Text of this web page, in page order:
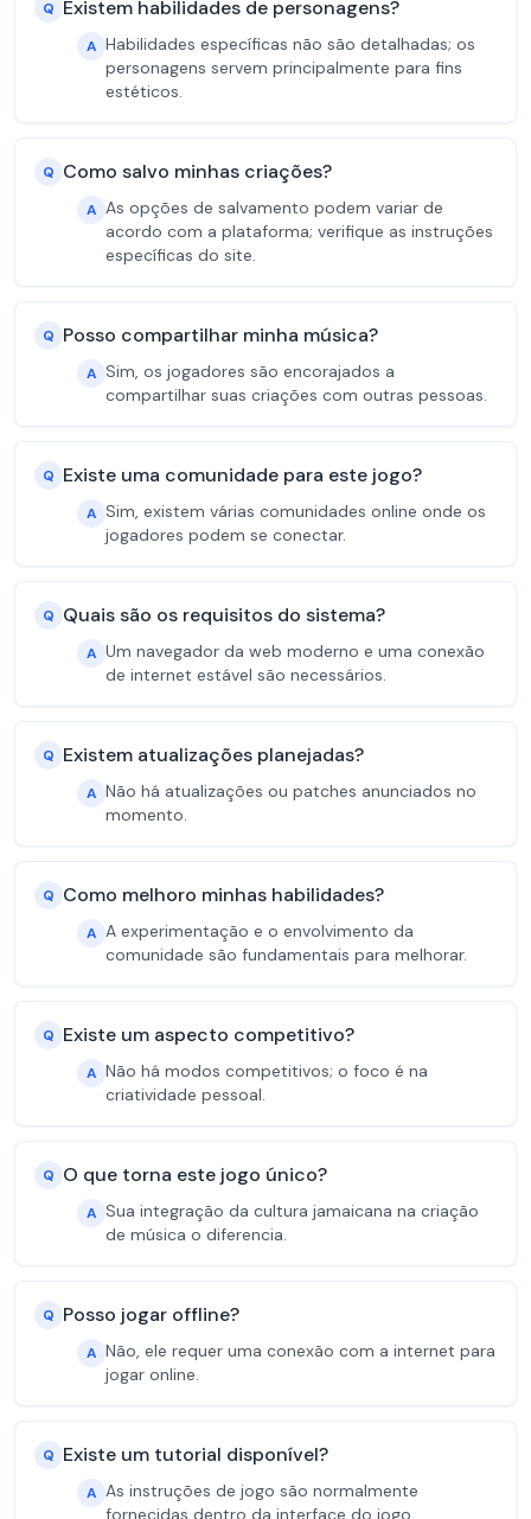
Q Existem habilidades de personagens?
A Habilidades específicas não são detalhadas; os
personagens servem principalmente para fins
estéticos.
Q Como salvo minhas criações?
A As opções de salvamento podem variar de
acordo com a plataforma; verifique as instruções
específicas do site.
Q Posso compartilhar minha música?
A Sim, os jogadores são encorajados a
compartilhar suas criações com outras pessoas.
Q Existe uma comunidade para este jogo?
A Sim, existem várias comunidades online onde os
jogadores podem se conectar.
Q Quais são os requisitos do sistema?
A Um navegador da web moderno e uma conexão
de internet estável são necessários.
Q Existem atualizações planejadas?
A Não há atualizações ou patches anunciados no
momento.
Q Como melhoro minhas habilidades?
A A experimentação e o envolvimento da
comunidade são fundamentais para melhorar.
Q Existe um aspecto competitivo?
A Não há modos competitivos; o foco é na
criatividade pessoal.
Q O que torna este jogo único?
A Sua integração da cultura jamaicana na criação
de música o diferencia.
Q Posso jogar offline?
A Não, ele requer uma conexão com a internet para
jogar online.
Q Existe um tutorial disponível?
A As instruções de jogo são normalmente
fornecidas dentro da interface do jogo.